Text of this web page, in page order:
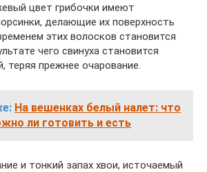
цвет грибочки имеют
делающие их поверхность
этих волосков становится
чего свинуха становится
теряя прежнее очарование.
На вешенках белый налет: что
ли готовить и есть
и тонкий запах хвои, источаемый